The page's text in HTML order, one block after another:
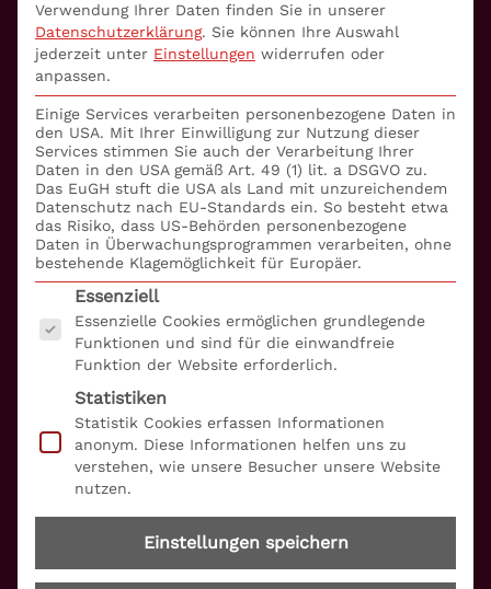
Geldwäscheprävention
WpHG-Compliance
Management
Betrugsprävention
Informationssicherheit
Compliance
Embargo + Sanktionen
Datenschutz
Barrierefreiheitserklärung
Über uns
S+P Unternehmerforum
Verwendung Ihrer Daten finden Sie in unserer
Datenschutzerklärung. Sie können Ihre Auswahl
jederzeit unter Einstellungen widerrufen oder
anpassen.
Einige Services verarbeiten personenbezogene Daten in
den USA. Mit Ihrer Einwilligung zur Nutzung dieser
Services stimmen Sie auch der Verarbeitung Ihrer
Daten in den USA gemäß Art. 49 (1) lit. a DSGVO zu.
Das EuGH stuft die USA als Land mit unzureichendem
Datenschutz nach EU-Standards ein. So besteht etwa
das Risiko, dass US-Behörden personenbezogene
Daten in Überwachungsprogrammen verarbeiten, ohne
bestehende Klagemöglichkeit für Europäer.
Es folgt eine Liste der Service-Gruppen, für die
Essenziell
Essenzielle Cookies ermöglichen grundlegende
Funktionen und sind für die einwandfreie
Funktion der Website erforderlich.
Statistiken
Statistik Cookies erfassen Informationen
anonym. Diese Informationen helfen uns zu
verstehen, wie unsere Besucher unsere Website
nutzen.
Einstellungen speichern